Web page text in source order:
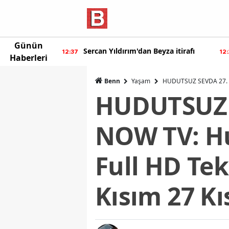
Günün
Haberleri
itirafı 12:20 Burcu Özberk geri döndü!
Benn Yaşam HUDUTSUZ SEVDA
NOW TV:
Full HD
Kısım 27